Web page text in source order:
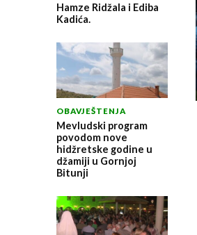
Hamze Ridžala i Ediba
Kadića.
OBAVJEŠTENJA
Mevludski program
povodom nove
hidžretske godine u
džamiji u Gornjoj
Bitunji